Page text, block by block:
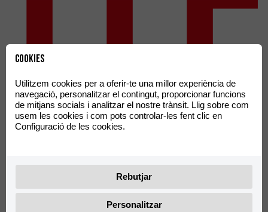
Cookies
Utilitzem cookies per a oferir-te una millor experiència de
navegació, personalitzar el contingut, proporcionar funcions
de mitjans socials i analitzar el nostre trànsit. Llig sobre com
usem les cookies i com pots controlar-les fent clic en
Configuració de les cookies.
Rebutjar
Personalitzar